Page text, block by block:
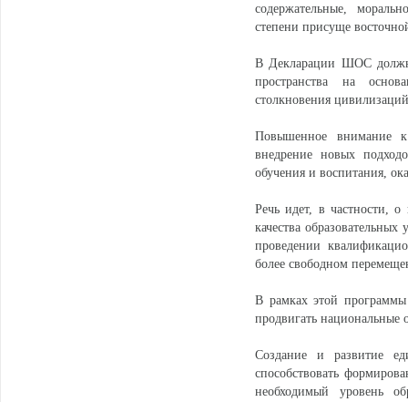
содержательные,
степени присуще
В Декларации ШОС
пространства на
столкновения
Повышенное внимание к
внедрение новых
обучения и воспитания,
Речь идет, в частности,
качества
проведении
более свободном
В рамках этой
продвигать национальные
Создание и развитие
способствовать
необходимый уровень